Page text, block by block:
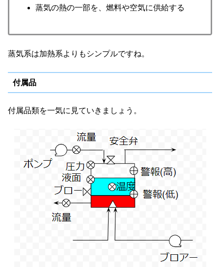
蒸気の熱の一部を、燃料や空気に供給する
蒸気系は加熱系よりもシンプルですね。
付属品
付属品類を一気に見ていきましょう。